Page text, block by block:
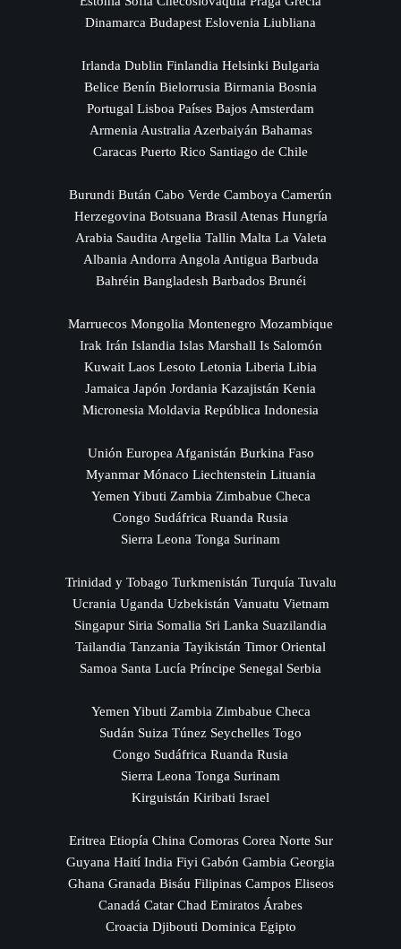
Dinamarca Budapest Eslovenia Liubliana
Irlanda Dublin Finlandia Helsinki Bulgaria
Belice Benín Bielorrusia Birmania Bosnia
Portugal Lisboa Países Bajos Amsterdam
Armenia Australia Azerbaiyán Bahamas
Caracas Puerto Rico Santiago de Chile
Burundi Bután Cabo Verde Camboya Camerún
Herzegovina Botsuana Brasil Atenas Hungría
Arabia Saudita Argelia Tallin Malta La Valeta
Albania Andorra Angola Antigua Barbuda
Bahréin Bangladesh Barbados Brunéi
Marruecos Mongolia Montenegro Mozambique
Irak Irán Islandia Islas Marshall Is Salomón
Kuwait Laos Lesoto Letonia Liberia Libia
Jamaica Japón Jordania Kazajistán Kenia
Micronesia Moldavia República Indonesia
Unión Europea Afganistán Burkina Faso
Myanmar Mónaco Liechtenstein Lituania
Yemen Yibuti Zambia Zimbabue Checa
Congo Sudáfrica Ruanda Rusia
Sierra Leona Tonga Surinam
Trinidad y Tobago Turkmenistán Turquía Tuvalu
Ucrania Uganda Uzbekistán Vanuatu Vietnam
Singapur Siria Somalia Sri Lanka Suazilandia
Tailandia Tanzania Tayikistán Timor Oriental
Samoa Santa Lucía Príncipe Senegal Serbia
Yemen Yibuti Zambia Zimbabue Checa
Sudán Suiza Túnez Seychelles Togo
Congo Sudáfrica Ruanda Rusia
Sierra Leona Tonga Surinam
Kirguistán Kiribati Israel
Eritrea Etiopía China Comoras Corea Norte Sur
Guyana Haití India Fiyi Gabón Gambia Georgia
Ghana Granada Bisáu Filipinas Campos Eliseos
Canadá Catar Chad Emiratos Árabes
Croacia Djibouti Dominica Egipto